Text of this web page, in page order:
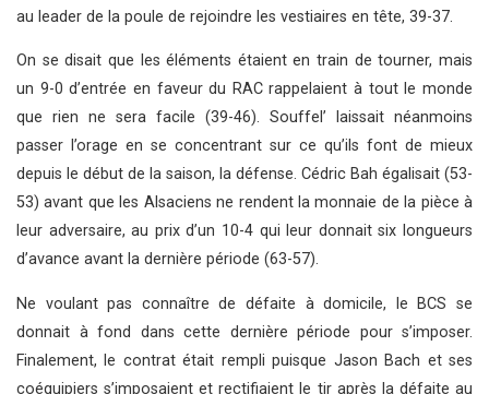
au leader de la poule de rejoindre les vestiaires en tête, 39-37.
On se disait que les éléments étaient en train de tourner, mais
un 9-0 d’entrée en faveur du RAC rappelaient à tout le monde
que rien ne sera facile (39-46). Souffel’ laissait néanmoins
passer l’orage en se concentrant sur ce qu’ils font de mieux
depuis le début de la saison, la défense. Cédric Bah égalisait (53-
53) avant que les Alsaciens ne rendent la monnaie de la pièce à
leur adversaire, au prix d’un 10-4 qui leur donnait six longueurs
d’avance avant la dernière période (63-57).
Ne voulant pas connaître de défaite à domicile, le BCS se
donnait à fond dans cette dernière période pour s’imposer.
Finalement, le contrat était rempli puisque Jason Bach et ses
coéquipiers s’imposaient et rectifiaient le tir après la défaite au